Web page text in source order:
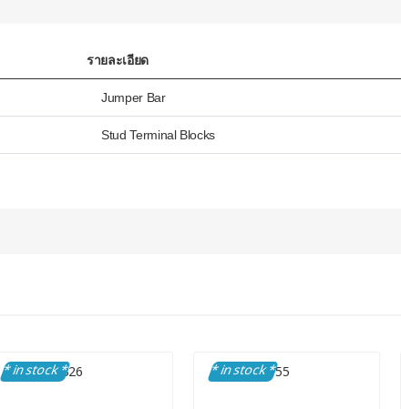
รายละเอียด
Jumper Bar
Stud Terminal Blocks
* in stock * * in stock *